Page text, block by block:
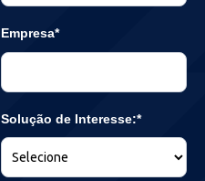
Empresa*
Solução de Interesse:*